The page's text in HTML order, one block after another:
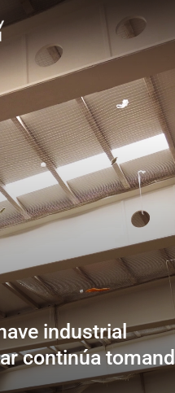
industrial
continúa